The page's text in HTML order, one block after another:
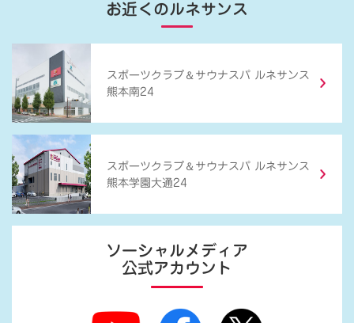
お近くのルネサンス
スポーツクラブ ＆ サウナスパ ルネサンス
熊本南24
スポーツクラブ ＆ サウナスパ ルネサンス
熊本学園大通24
ソーシャルメディア
公式アカウント